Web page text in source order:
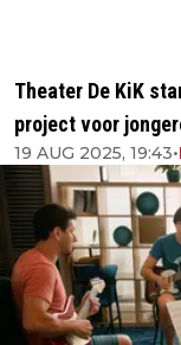
Theater De KiK
project voor
19 AUG 2025, 19:43•